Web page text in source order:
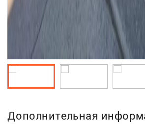
Дополнительная